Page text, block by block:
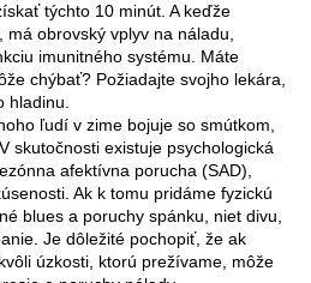
týchto 10 minút. A keďže
má obrovský vplyv na náladu,
imunitného systému. Máte
chýbať? Požiadajte svojho lekára,
hladinu.
ľudí v zime bojuje so smútkom,
skutočnosti existuje psychologická
afektívna porucha (SAD),
Ak k tomu pridáme fyzickú
blues a poruchy spánku, niet divu,
Je dôležité pochopiť, že ak
kvôli úzkosti, ktorú prežívame, môže